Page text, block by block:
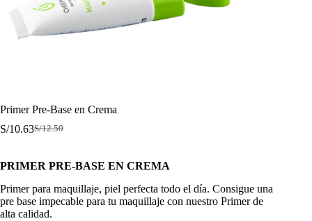
Primer Pre-Base en Crema
S/12.50
El
era:
S/10.63El
es:
PRIMER PRE-BASE EN CREMA
Primer para maquillaje, piel perfecta todo el día. Consigue una
pre base impecable para tu maquillaje con nuestro Primer de
alta calidad.